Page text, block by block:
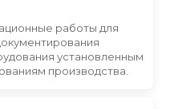
работы для
установленным
производства.